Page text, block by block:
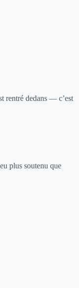
rentré dedans — c’est
plus soutenu que